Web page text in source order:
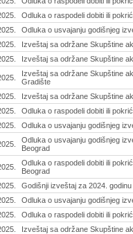
Odluka o raspodeli dobiti ili
Odluka o usvajanju godišnjeg
Izveštaj sa održane Skupštine
Izveštaj sa održane Skupštine
Izveštaj sa održane Skupštine
Gradište
Izveštaj sa održane Skupštine
Odluka o raspodeli dobiti ili
Odluka o usvajanju godišnjeg
Odluka o usvajanju godišnjeg
Beograd
Odluka o raspodeli dobiti ili
Beograd
Godišnji izveštaj za 2024.
Odluka o usvajanju godišnjeg
Odluka o raspodeli dobiti ili
Izveštaj sa održane Skupštine